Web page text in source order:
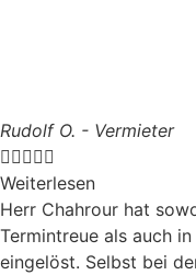
Rudolf O. - Vermieter

Weiterlesen
Herr Chahrour hat
Termintreue als auch
eingelöst. Selbst bei